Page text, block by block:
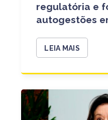
regulatória e
autogestões
LEIA MAIS